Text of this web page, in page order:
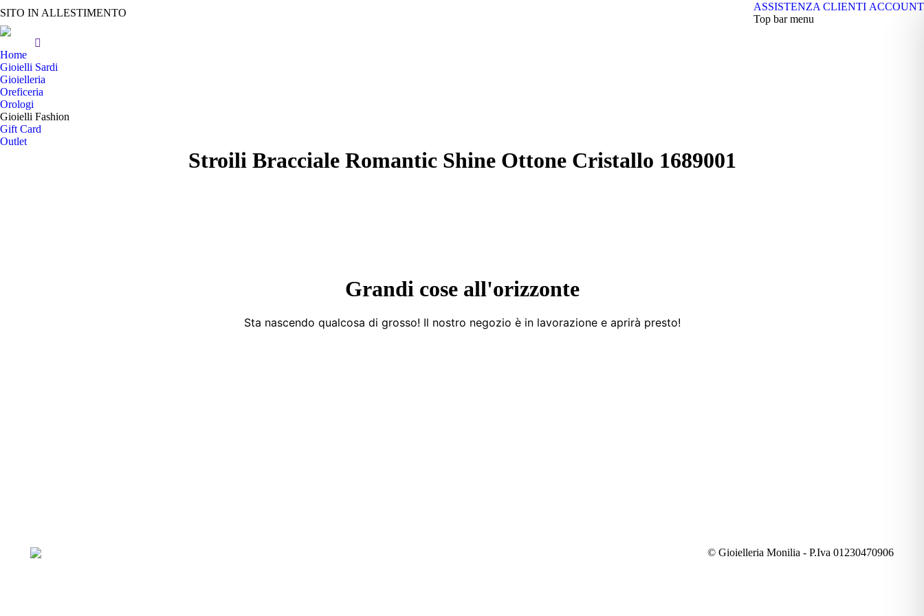
SITO IN ALLESTIMENTO ASSISTENZA CLIENTI ACCOUNT
Top bar menu
Home
Gioielli Sardi
Gioielleria
Oreficeria
Orologi
Gioielli Fashion
Gift Card
Outlet
Stroili Bracciale Romantic Shine Ottone Cristallo 1689001
Grandi cose all'orizzonte
Sta nascendo qualcosa di grosso! Il nostro negozio è in lavorazione e aprirà presto!
© Gioielleria Monilia - P.Iva 01230470906